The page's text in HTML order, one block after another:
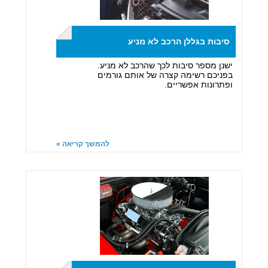
סיבות בגללן הרכב לא מניע
ישנן מספר סיבות לכך שהרכב לא מניע.
בפניכם רשימה קצרה של אותם גורמים
ופתרונות אפשריים.
להמשך קריאה »